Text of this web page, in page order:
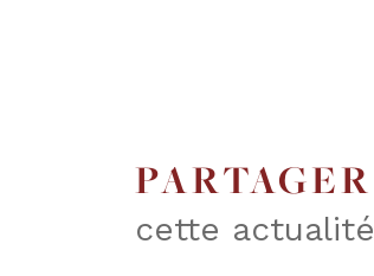
PARTAGER
cette actualité